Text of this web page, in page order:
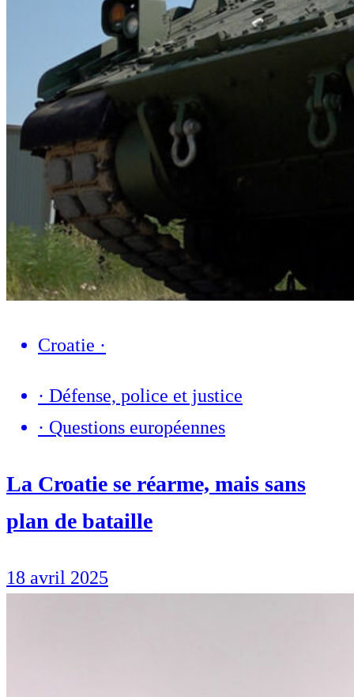
Croatie ·
· Défense, police et justice
· Questions européennes
La Croatie se réarme, mais sans
plan de bataille
18 avril 2025